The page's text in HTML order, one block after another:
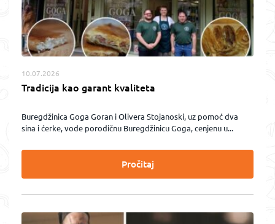
10.07.2026
Tradicija kao garant kvaliteta
Buregdžinica Goga Goran i Olivera Stojanoski, uz pomoć dva
sina i ćerke, vode porodičnu Buregdžinicu Goga, cenjenu u...
Pročitaj